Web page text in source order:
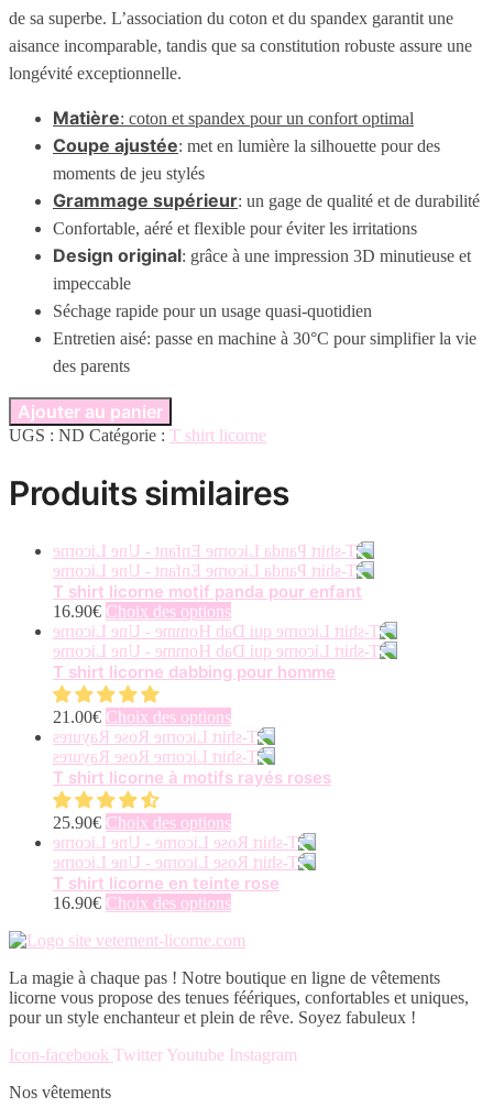
de sa superbe. L’association du coton et du spandex garantit une
aisance incomparable, tandis que sa constitution robuste assure une
longévité exceptionnelle.
Matière: coton et spandex pour un confort optimal
Coupe ajustée: met en lumière la silhouette pour des
moments de jeu stylés
Grammage supérieur: un gage de qualité et de durabilité
Confortable, aéré et flexible pour éviter les irritations
Design original: grâce à une impression 3D minutieuse et
impeccable
Séchage rapide pour un usage quasi-quotidien
Entretien aisé: passe en machine à 30°C pour simplifier la vie
des parents
Ajouter au panier
UGS : ND Catégorie : T shirt licorne
Produits similaires
T shirt licorne motif panda pour enfant
16.90€ Choix des optionsCe
produit
a
plusieurs
Les
options
peuvent
être
choisies
la
page
du
produit
T shirt licorne dabbing pour homme
21.00€ Choix des optionsCe
produit
a
plusieurs
Les
options
peuvent
être
choisies
sur
la
page
du
produit
T shirt licorne à motifs rayés roses
25.90€ Choix des optionsCe
produit
a
plusieurs
options
être
choisies
sur
page
T shirt licorne en teinte rose
16.90€ Choix des optionsCe
a
variations.
Les
options
être
La magie à chaque pas ! Notre boutique en ligne de vêtements
licorne vous propose des tenues féériques, confortables et uniques,
pour un style enchanteur et plein de rêve. Soyez fabuleux !
Icon-facebook Twitter Youtube Instagram
Nos vêtements